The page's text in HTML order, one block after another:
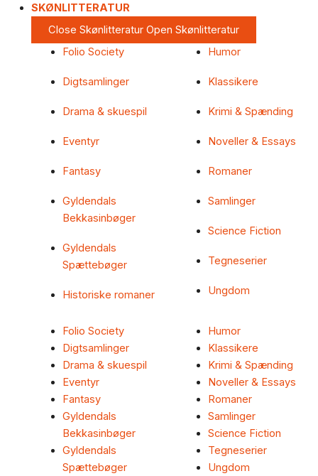
SKØNLITTERATUR
Close Skønlitteratur Open Skønlitteratur
Folio Society
Digtsamlinger
Drama & skuespil
Eventyr
Fantasy
Gyldendals
Bekkasinbøger
Gyldendals
Spættebøger
Historiske romaner
Humor
Klassikere
Krimi & Spænding
Noveller & Essays
Romaner
Samlinger
Science Fiction
Tegneserier
Ungdom
Folio Society
Digtsamlinger
Drama & skuespil
Eventyr
Fantasy
Gyldendals
Bekkasinbøger
Gyldendals
Spættebøger
Humor
Klassikere
Krimi & Spænding
Noveller & Essays
Romaner
Samlinger
Science Fiction
Tegneserier
Ungdom